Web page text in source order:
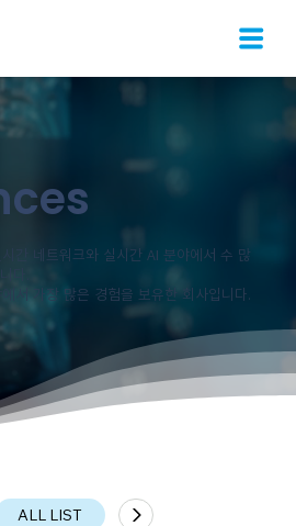
간 네트워크와 실시간 AI 분야에서 수 많
.
서 가장 많은 경험을 보유한 회사입니다.
ALL LIST